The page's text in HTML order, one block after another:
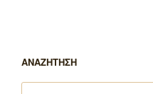
ΑΝΑΖΗΤΗΣΗ